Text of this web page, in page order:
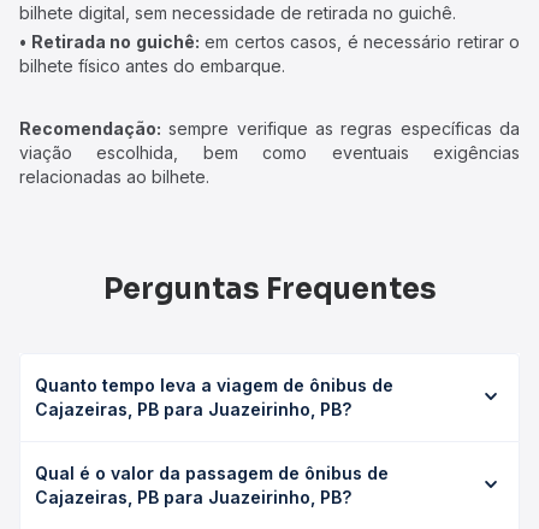
bilhete digital, sem necessidade de retirada no guichê.
• Retirada no guichê: em certos casos, é necessário retirar o
bilhete físico antes do embarque.
Recomendação: sempre verifique as regras específicas da
viação escolhida, bem como eventuais exigências
relacionadas ao bilhete.
Perguntas Frequentes
Quanto tempo leva a viagem de ônibus de
Cajazeiras, PB para Juazeirinho, PB?
PB leva em média 6h 15min, podendo variar conforme a
viação, o tipo de serviço (convencional, executivo ou
Qual é o valor da passagem de ônibus de
Cajazeiras, PB para Juazeirinho, PB?